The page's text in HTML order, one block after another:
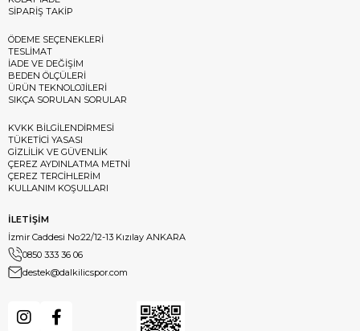
SİPARİŞ TAKİP
ÖDEME SEÇENEKLERİ
TESLİMAT
İADE VE DEĞİŞİM
BEDEN ÖLÇÜLERİ
ÜRÜN TEKNOLOJİLERİ
SIKÇA SORULAN SORULAR
KVKK BİLGİLENDİRMESİ
TÜKETİCİ YASASI
GİZLİLİK VE GÜVENLİK
ÇEREZ AYDINLATMA METNİ
ÇEREZ TERCİHLERİM
KULLANIM KOŞULLARI
İLETİŞİM
İzmir Caddesi No:22/12-13 Kızılay ANKARA
0850 333 36 06
destek@dalkilicspor.com